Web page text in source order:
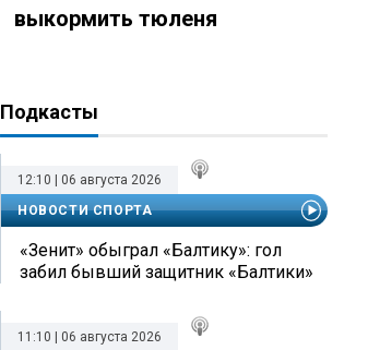
выкормить тюленя
Подкасты
12:10 | 06 августа 2026
НОВОСТИ СПОРТА
«Зенит» обыграл «Балтику»: гол
забил бывший защитник «Балтики»
11:10 | 06 августа 2026